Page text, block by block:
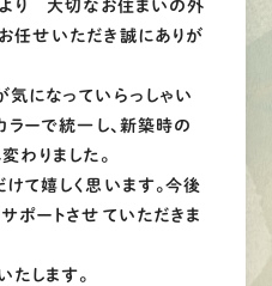
より 大切なお住まいの外
任せいただき誠にありが
になっていらっしゃい
ラーで統一し、新築時の
わりました。
て嬉しく思います。今後
ポートさせていただきま
します。